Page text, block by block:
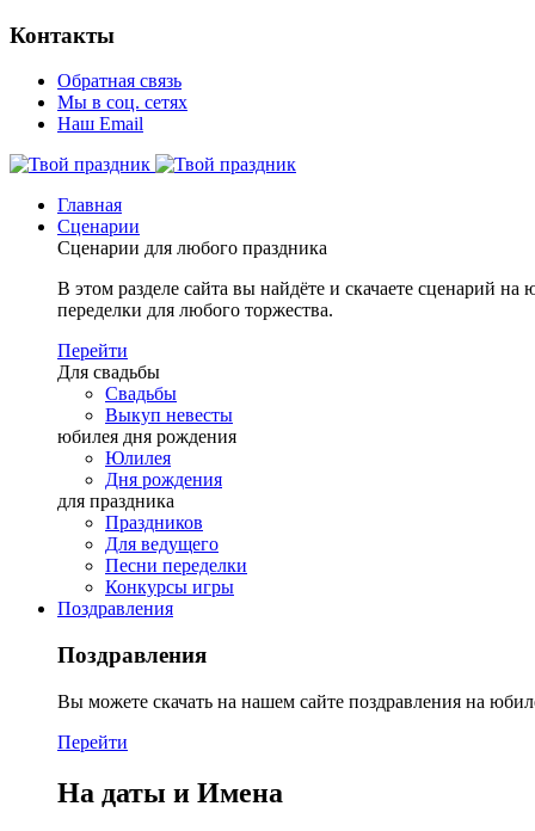
Контакты
Обратная связь
Мы в соц. сетях
Наш Email
Главная
Сценарии
Сценарии для любого праздника
В этом разделе сайта вы найдёте и скачаете сценарий
переделки для любого торжества.
Перейти
Для свадьбы
Свадьбы
Выкуп невесты
юбилея дня рождения
Юлилея
Дня рождения
для праздника
Праздников
Для ведущего
Песни переделки
Конкурсы игры
Поздравления
Поздравления
Вы можете скачать на нашем сайте поздравления на
Перейти
На даты и Имена